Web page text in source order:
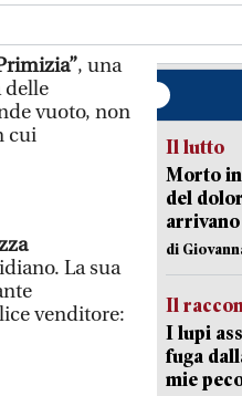
, una
delle
vuoto, non
cui
La sua
venditore:
Il lutto
Morto
del
di
Il
I lupi
fuga
mie